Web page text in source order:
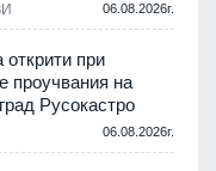
06.08.2026г.
при
проучвания на
Русокастро
06.08.2026г.